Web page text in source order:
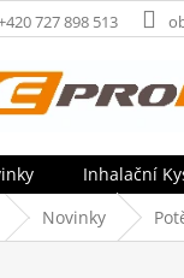
727 898 513
Inhalační
Domů Novinky